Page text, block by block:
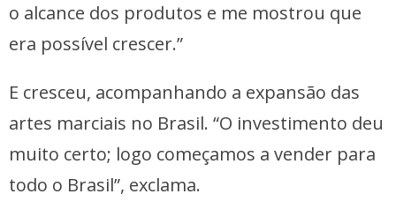
o alcance dos produtos e me mostrou que
era possível crescer.”
E cresceu, acompanhando a expansão das
artes marciais no Brasil. “O investimento deu
muito certo; logo começamos a vender para
todo o Brasil”, exclama.